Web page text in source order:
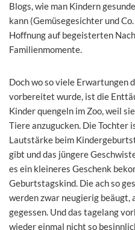
Blogs, wie man Kindern
kann (Gemüsegesichter und
Hoffnung auf begeisterten
Familienmomente.
Doch wo so viele Erwartungen
vorbereitet wurde, ist die
Kinder quengeln im Zoo, weil
Tiere anzugucken. Die Tochter
Lautstärke beim
gibt und das jüngere
es ein kleineres Geschenk
Geburtstagskind. Die ach so
werden zwar neugierig beäugt,
gegessen. Und das tagelang
wieder einmal nicht so